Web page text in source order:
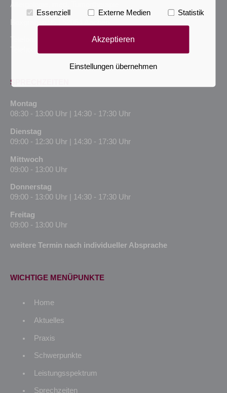
Allergologie, med. Tumortherapie
Telefon: +49 (241) 94352800
Telefax: +49 (241) 94352802
SPRECHZEITEN
Montag
08:30 - 13:00 Uhr | 14:30 - 17:30 Uhr
Dienstag
09:00 - 12:30 Uhr | 14:30 - 17:30 Uhr
Mittwoch
09:00 - 13:00 Uhr
Donnerstag
09:00 - 13:00 Uhr | 14:30 - 17:30 Uhr
Freitag
09:00 - 13:00 Uhr
weitere Termin nach individueller Absprache
WICHTIGE MENÜPUNKTE
Home
Aktuelles
Praxis
Schwerpunkte
Leistungsspektrum
Sprechzeiten
Essenziell Externe Medien Statistik
Akzeptieren
Einstellungen übernehmen